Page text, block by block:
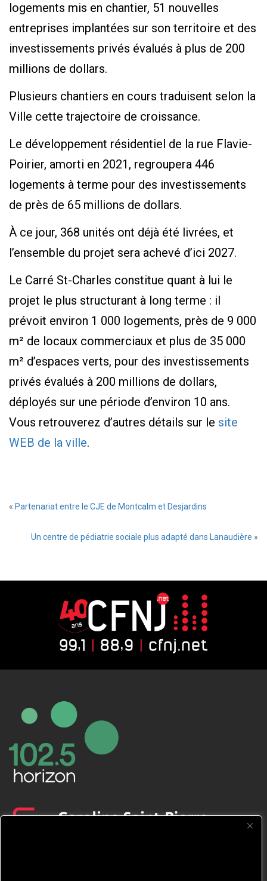
logements mis en chantier, 51 nouvelles
entreprises implantées sur son territoire et des
investissements privés évalués à plus de 200
millions de dollars.
Plusieurs chantiers en cours traduisent selon la
Ville cette trajectoire de croissance.
Le développement résidentiel de la rue Flavie-
Poirier, amorti en 2021, regroupera 446
logements à terme pour des investissements
de près de 65 millions de dollars.
À ce jour, 368 unités ont déjà été livrées, et
l’ensemble du projet sera achevé d’ici 2027.
Le Carré St-Charles constitue quant à lui le
projet le plus structurant à long terme : il
prévoit environ 1 000 logements, près de 9 000
m² de locaux commerciaux et plus de 35 000
m² d’espaces verts, pour des investissements
privés évalués à 200 millions de dollars,
déployés sur une période d’environ 10 ans.
Vous retrouverez d’autres détails sur le site
WEB de la ville.
« Partenariat entre le CJE de Montcalm et Desjardins
Un centre de pédiatrie sociale plus adapté dans Lanaudière »